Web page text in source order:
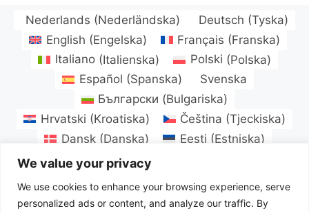
We value your privacy
We use cookies to enhance your browsing experience, serve
personalized ads or content, and analyze our traffic. By
Nederlands (Nederländska) Deutsch (Tyska)
English (Engelska) Français (Franska)
Italiano (Italienska) Polski (Polska)
Español (Spanska)
Svenska
Български (Bulgariska)
Hrvatski (Kroatiska) Čeština (Tjeckiska)
Dansk (Danska) Eesti (Estniska)
Suomi(Finska)
Norsk bokmål (Norskt Bokmål)